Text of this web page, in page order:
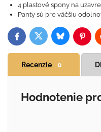
4 plastové spony na
Panty sú pre väčšiu
FacebookTwitterBluesky
Recenzie 0
Hodnotenie